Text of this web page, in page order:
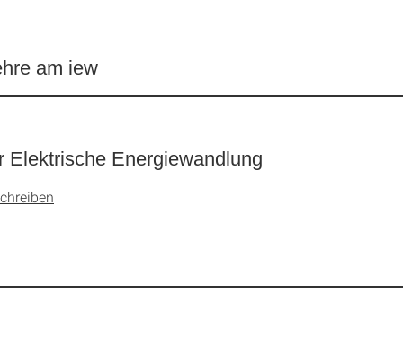
am iew
Elektrische Energiewandlung